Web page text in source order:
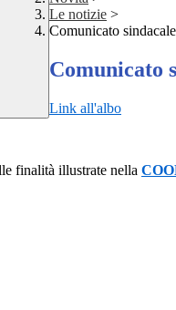
Le notizie >
Comunicato
Comunicato
Link all'albo
finalità illustrate nella